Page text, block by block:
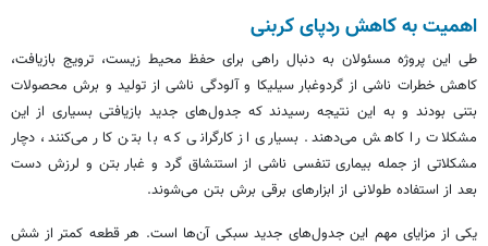
اهمیت به کاهش ردپای کربنی
طی این پروژه مسئولان به دنبال راهی برای حفظ محیط زیست، ترویج بازیافت،
کاهش خطرات ناشی از گردوغبار سیلیکا و آلودگی ناشی از تولید و برش محصولات
بتنی بودند و به این نتیجه رسیدند که جدول‌های جدید بازیافتی بسیاری از این
مشکلات را کاهش می‌دهند. بسیاری از کارگرانی که با بتن کار می‌کنند، دچار
مشکلاتی از جمله بیماری تنفسی ناشی از استنشاق گرد و غبار بتن و لرزش دست
بعد از استفاده طولانی از ابزارهای برقی برش بتن می‌شوند.
یکی از مزایای مهم این جدول‌های جدید سبکی آن‌ها است. هر قطعه کمتر از شش